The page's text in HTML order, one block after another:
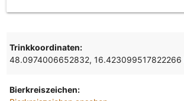
Trinkkoordinaten:
48.0974006652832, 16.423099517822266
Bierkreiszeichen: